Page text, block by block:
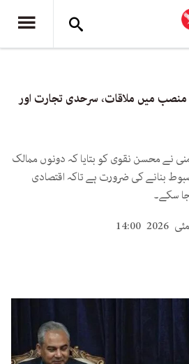
منصب میں ملاقات، سرحدی تجارت اور
نے محسن نقوی کو بتایا کہ دونوں ممالک
بنانے کی ضرورت ہے تاکہ اقتصادی
جا سکے۔